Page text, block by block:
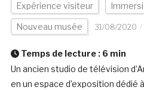
Expérience visiteur
Nouveau musée 31/08/2020
Temps de lecture : 6 min
Un ancien studio de télévision
en un espace d’exposition dédié